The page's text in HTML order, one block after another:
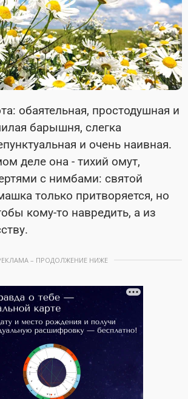
обаятельная, простодушная и
барышня, слегка
и очень наивная.
деле она - тихий омут,
с нимбами: святой
только притворяется, но
кому-то навредить, а из
– ПРОДОЛЖЕНИЕ НИЖЕ